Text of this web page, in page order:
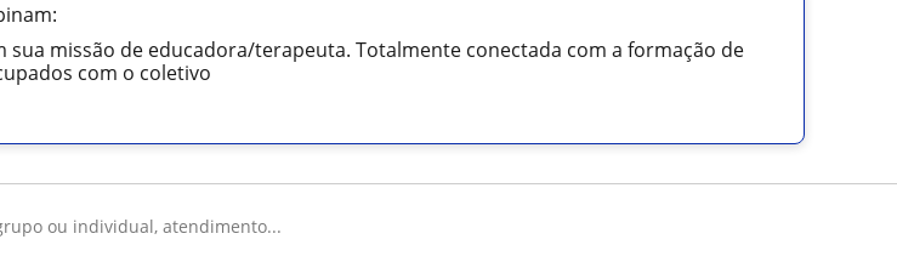
missão de educadora/terapeuta. Totalmente conectada com a formação de
com o coletivo
ou individual, atendimento...